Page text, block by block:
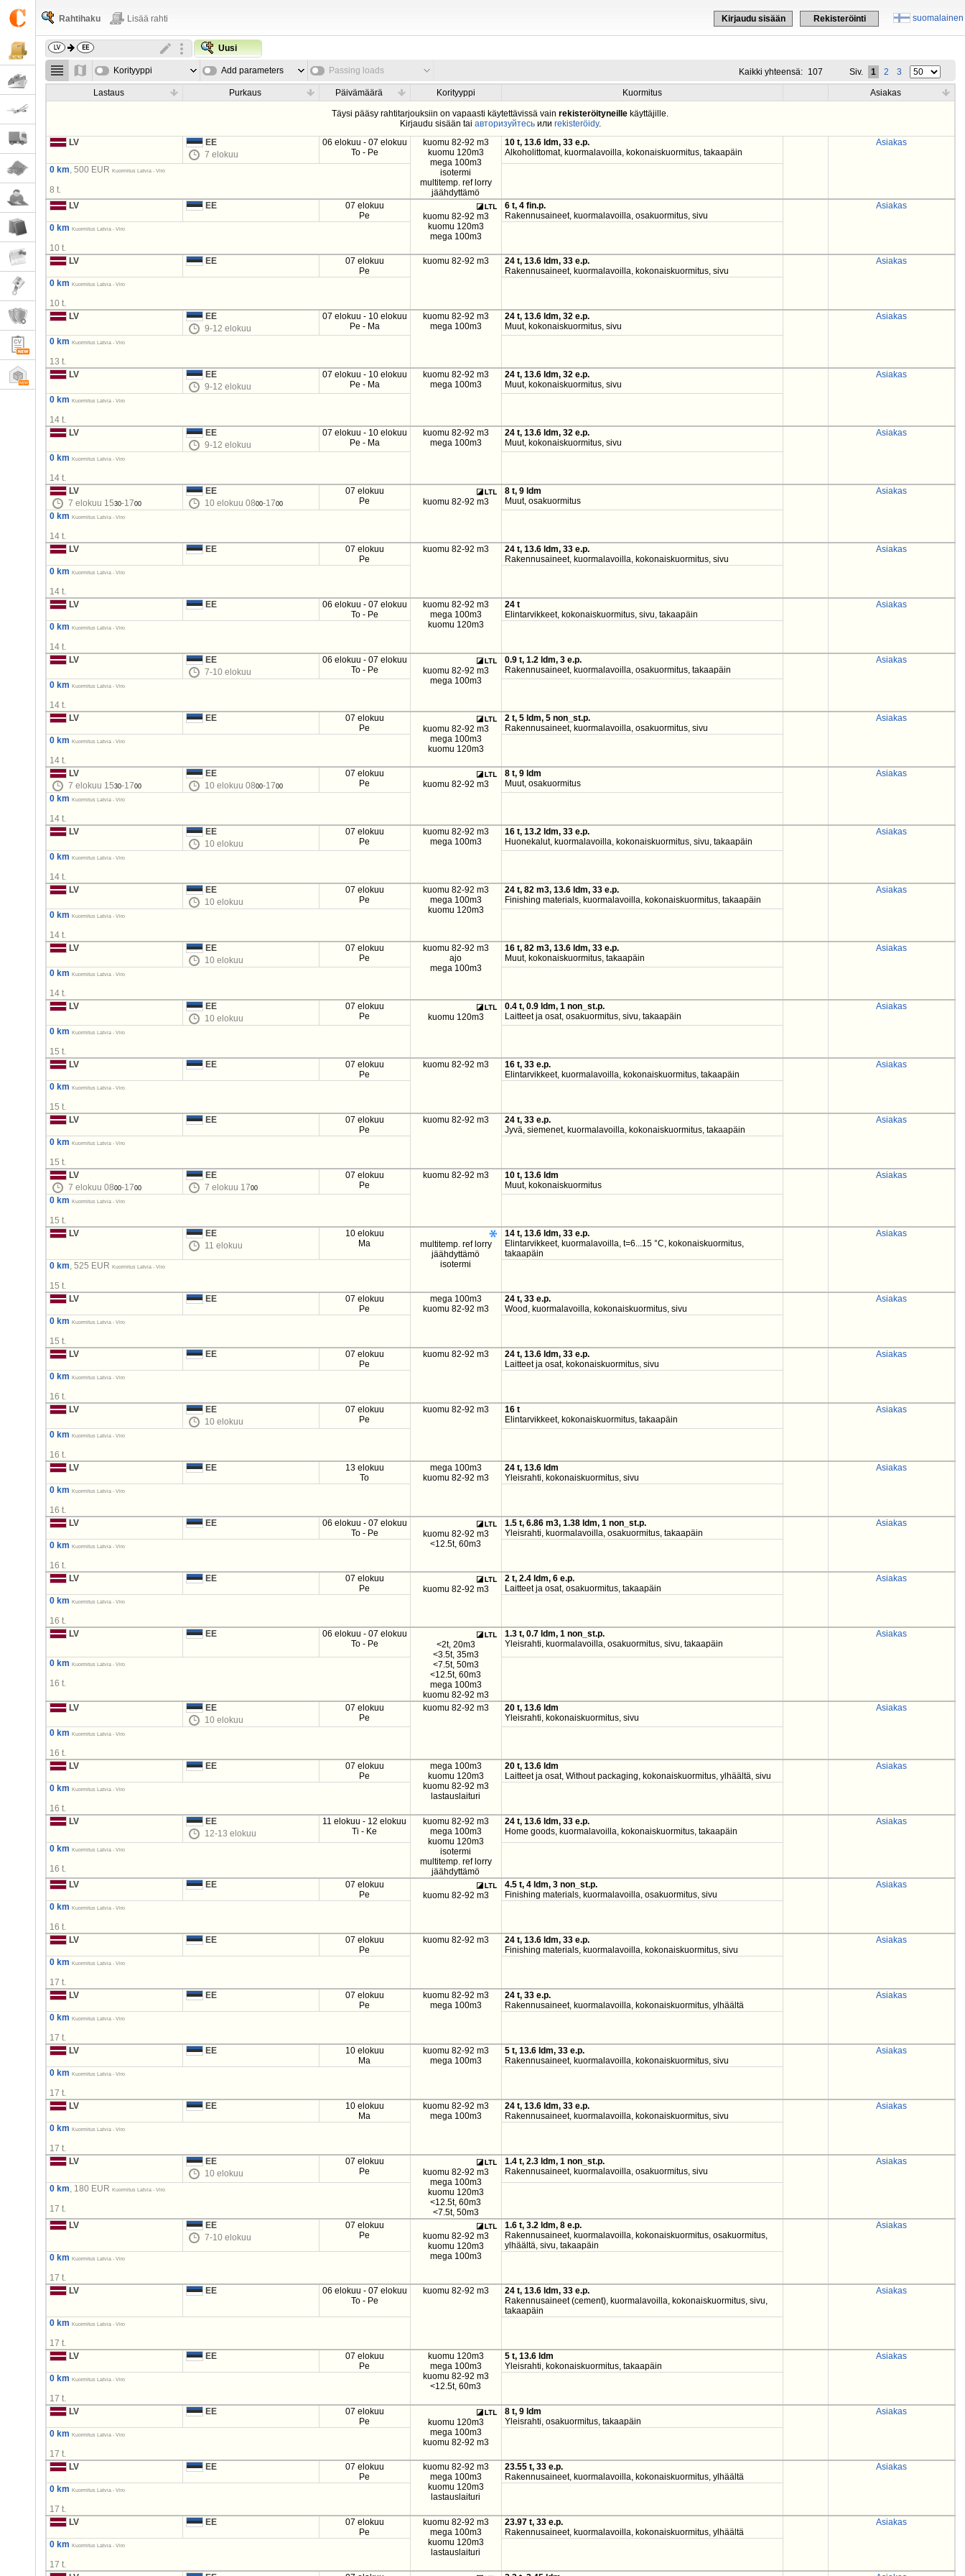
suomalainen
Kirjaudu sisään Rekisteröinti
Rahtihaku Lisää rahti
Uusi
Korityyppi Add parameters Passing loads Kaikki yhteensä: 107 Siv. 1 2 3
Lastaus Purkaus Päivämäärä Korityyppi Kuormitus Asiakas
Täysi pääsy rahtitarjouksiin on vapaasti käytettävissä vainrekisteröityneille käyttäjille.
Kirjaudu sisään tai авторизуйтесьили rekisteröidy.
LV
EE
7 elokuu
06 elokuu - 07 elokuu
To - Pe
kuomu 82-92 m3
kuomu 120m3
mega 100m3
isotermi
multitemp. ref lorry
jäähdyttämö
10 t, 13.6 ldm, 33 e.p.
Alkoholittomat, kuormalavoilla, kokonaiskuormitus, takaapäin
Asiakas
0 km, 500 EUR Kuormitus Latvia - Viro
8 t.
LV
EE
07 elokuu
Pe
kuomu 82-92 m3
kuomu 120m3
mega 100m3
6 t, 4 fin.p.
Rakennusaineet, kuormalavoilla, osakuormitus, sivu
Asiakas
0 km Kuormitus Latvia - Viro
10 t.
LV
EE
07 elokuu
Pe
kuomu 82-92 m3
24 t, 13.6 ldm, 33 e.p.
Rakennusaineet, kuormalavoilla, kokonaiskuormitus, sivu
Asiakas
0 km Kuormitus Latvia - Viro
10 t.
LV
EE
9-12 elokuu
07 elokuu - 10 elokuu
Pe - Ma
kuomu 82-92 m3
mega 100m3
24 t, 13.6 ldm, 32 e.p.
Muut, kokonaiskuormitus, sivu
Asiakas
0 km Kuormitus Latvia - Viro
13 t.
LV
EE
9-12 elokuu
07 elokuu - 10 elokuu
Pe - Ma
kuomu 82-92 m3
mega 100m3
24 t, 13.6 ldm, 32 e.p.
Muut, kokonaiskuormitus, sivu
Asiakas
0 km Kuormitus Latvia - Viro
14 t.
LV
EE
9-12 elokuu
07 elokuu - 10 elokuu
Pe - Ma
kuomu 82-92 m3
mega 100m3
24 t, 13.6 ldm, 32 e.p.
Muut, kokonaiskuormitus, sivu
Asiakas
0 km Kuormitus Latvia - Viro
14 t.
LV
7 elokuu 1530-1700
EE
10 elokuu 0800-1700
07 elokuu
Pe
kuomu 82-92 m3
8 t, 9 ldm
Muut, osakuormitus
Asiakas
0 km Kuormitus Latvia - Viro
14 t.
LV
EE
07 elokuu
Pe
kuomu 82-92 m3
24 t, 13.6 ldm, 33 e.p.
Rakennusaineet, kuormalavoilla, kokonaiskuormitus, sivu
Asiakas
0 km Kuormitus Latvia - Viro
14 t.
LV
EE
06 elokuu - 07 elokuu
To - Pe
kuomu 82-92 m3
mega 100m3
kuomu 120m3
24 t
Elintarvikkeet, kokonaiskuormitus, sivu, takaapäin
Asiakas
0 km Kuormitus Latvia - Viro
14 t.
LV
EE
7-10 elokuu
06 elokuu - 07 elokuu
To - Pe
kuomu 82-92 m3
mega 100m3
0.9 t, 1.2 ldm, 3 e.p.
Rakennusaineet, kuormalavoilla, osakuormitus, takaapäin
Asiakas
0 km Kuormitus Latvia - Viro
14 t.
LV
EE
07 elokuu
Pe
kuomu 82-92 m3
mega 100m3
kuomu 120m3
2 t, 5 ldm, 5 non_st.p.
Rakennusaineet, kuormalavoilla, osakuormitus, sivu
Asiakas
0 km Kuormitus Latvia - Viro
14 t.
LV
7 elokuu 1530-1700
EE
10 elokuu 0800-1700
07 elokuu
Pe
kuomu 82-92 m3
8 t, 9 ldm
Muut, osakuormitus
Asiakas
0 km Kuormitus Latvia - Viro
14 t.
LV
EE
10 elokuu
07 elokuu
Pe
kuomu 82-92 m3
mega 100m3
16 t, 13.2 ldm, 33 e.p.
Huonekalut, kuormalavoilla, kokonaiskuormitus, sivu, takaapäin
Asiakas
0 km Kuormitus Latvia - Viro
14 t.
LV
EE
10 elokuu
07 elokuu
Pe
kuomu 82-92 m3
mega 100m3
kuomu 120m3
24 t, 82 m3, 13.6 ldm, 33 e.p.
Finishing materials, kuormalavoilla, kokonaiskuormitus, takaapäin
Asiakas
0 km Kuormitus Latvia - Viro
14 t.
LV
EE
10 elokuu
07 elokuu
Pe
kuomu 82-92 m3
ajo
mega 100m3
16 t, 82 m3, 13.6 ldm, 33 e.p.
Muut, kokonaiskuormitus, takaapäin
Asiakas
0 km Kuormitus Latvia - Viro
14 t.
LV
EE
10 elokuu
07 elokuu
Pe
kuomu 120m3
0.4 t, 0.9 ldm, 1 non_st.p.
Laitteet ja osat, osakuormitus, sivu, takaapäin
Asiakas
0 km Kuormitus Latvia - Viro
15 t.
LV
EE
07 elokuu
Pe
kuomu 82-92 m3
16 t, 33 e.p.
Elintarvikkeet, kuormalavoilla, kokonaiskuormitus, takaapäin
Asiakas
0 km Kuormitus Latvia - Viro
15 t.
LV
EE
07 elokuu
Pe
kuomu 82-92 m3
24 t, 33 e.p.
Jyvä, siemenet, kuormalavoilla, kokonaiskuormitus, takaapäin
Asiakas
0 km Kuormitus Latvia - Viro
15 t.
LV
7 elokuu 0800-1700
EE
7 elokuu 1700
07 elokuu
Pe
kuomu 82-92 m3
10 t, 13.6 ldm
Muut, kokonaiskuormitus
Asiakas
0 km Kuormitus Latvia - Viro
15 t.
LV
EE
11 elokuu
10 elokuu
Ma
multitemp. ref lorry
jäähdyttämö
isotermi
14 t, 13.6 ldm, 33 e.p.
Elintarvikkeet, kuormalavoilla, t=6...15 °C, kokonaiskuormitus,
takaapäin
Asiakas
0 km, 525 EUR Kuormitus Latvia - Viro
15 t.
LV
EE
07 elokuu
Pe
mega 100m3
kuomu 82-92 m3
24 t, 33 e.p.
Wood, kuormalavoilla, kokonaiskuormitus, sivu
Asiakas
0 km Kuormitus Latvia - Viro
15 t.
LV
EE
07 elokuu
Pe
kuomu 82-92 m3
24 t, 13.6 ldm, 33 e.p.
Laitteet ja osat, kokonaiskuormitus, sivu
Asiakas
0 km Kuormitus Latvia - Viro
16 t.
LV
EE
10 elokuu
07 elokuu
Pe
kuomu 82-92 m3
16 t
Elintarvikkeet, kokonaiskuormitus, takaapäin
Asiakas
0 km Kuormitus Latvia - Viro
16 t.
LV
EE
13 elokuu
To
mega 100m3
kuomu 82-92 m3
24 t, 13.6 ldm
Yleisrahti, kokonaiskuormitus, sivu
Asiakas
0 km Kuormitus Latvia - Viro
16 t.
LV
EE
06 elokuu - 07 elokuu
To - Pe
kuomu 82-92 m3
<12.5t, 60m3
1.5 t, 6.86 m3, 1.38 ldm, 1 non_st.p.
Yleisrahti, kuormalavoilla, osakuormitus, takaapäin
Asiakas
0 km Kuormitus Latvia - Viro
16 t.
LV
EE
07 elokuu
Pe
kuomu 82-92 m3
2 t, 2.4 ldm, 6 e.p.
Laitteet ja osat, osakuormitus, takaapäin
Asiakas
0 km Kuormitus Latvia - Viro
16 t.
LV
EE
06 elokuu - 07 elokuu
To - Pe
<2t, 20m3
<3.5t, 35m3
<7.5t, 50m3
<12.5t, 60m3
mega 100m3
kuomu 82-92 m3
1.3 t, 0.7 ldm, 1 non_st.p.
Yleisrahti, kuormalavoilla, osakuormitus, sivu, takaapäin
Asiakas
0 km Kuormitus Latvia - Viro
16 t.
LV
EE
10 elokuu
07 elokuu
Pe
kuomu 82-92 m3
20 t, 13.6 ldm
Yleisrahti, kokonaiskuormitus, sivu
Asiakas
0 km Kuormitus Latvia - Viro
16 t.
LV
EE
07 elokuu
Pe
mega 100m3
kuomu 120m3
kuomu 82-92 m3
lastauslaituri
20 t, 13.6 ldm
Laitteet ja osat, Without packaging, kokonaiskuormitus, ylhäältä, sivu
Asiakas
0 km Kuormitus Latvia - Viro
16 t.
LV
EE
12-13 elokuu
11 elokuu - 12 elokuu
Ti - Ke
kuomu 82-92 m3
mega 100m3
kuomu 120m3
isotermi
multitemp. ref lorry
jäähdyttämö
24 t, 13.6 ldm, 33 e.p.
Home goods, kuormalavoilla, kokonaiskuormitus, takaapäin
Asiakas
0 km Kuormitus Latvia - Viro
16 t.
LV
EE
07 elokuu
Pe
kuomu 82-92 m3
4.5 t, 4 ldm, 3 non_st.p.
Finishing materials, kuormalavoilla, osakuormitus, sivu
Asiakas
0 km Kuormitus Latvia - Viro
16 t.
LV
EE
07 elokuu
Pe
kuomu 82-92 m3
24 t, 13.6 ldm, 33 e.p.
Finishing materials, kuormalavoilla, kokonaiskuormitus, sivu
Asiakas
0 km Kuormitus Latvia - Viro
17 t.
LV
EE
07 elokuu
Pe
kuomu 82-92 m3
mega 100m3
24 t, 33 e.p.
Rakennusaineet, kuormalavoilla, kokonaiskuormitus, ylhäältä
Asiakas
0 km Kuormitus Latvia - Viro
17 t.
LV
EE
10 elokuu
Ma
kuomu 82-92 m3
mega 100m3
5 t, 13.6 ldm, 33 e.p.
Rakennusaineet, kuormalavoilla, kokonaiskuormitus, sivu
Asiakas
0 km Kuormitus Latvia - Viro
17 t.
LV
EE
10 elokuu
Ma
kuomu 82-92 m3
mega 100m3
24 t, 13.6 ldm, 33 e.p.
Rakennusaineet, kuormalavoilla, kokonaiskuormitus, sivu
Asiakas
0 km Kuormitus Latvia - Viro
17 t.
LV
EE
10 elokuu
07 elokuu
Pe
kuomu 82-92 m3
mega 100m3
kuomu 120m3
<12.5t, 60m3
<7.5t, 50m3
1.4 t, 2.3 ldm, 1 non_st.p.
Rakennusaineet, kuormalavoilla, osakuormitus, sivu
Asiakas
0 km, 180 EUR Kuormitus Latvia - Viro
17 t.
LV
EE
7-10 elokuu
07 elokuu
Pe
kuomu 82-92 m3
kuomu 120m3
mega 100m3
1.6 t, 3.2 ldm, 8 e.p.
Rakennusaineet, kuormalavoilla, kokonaiskuormitus, osakuormitus,
ylhäältä, sivu, takaapäin
Asiakas
0 km Kuormitus Latvia - Viro
17 t.
LV
EE
06 elokuu - 07 elokuu
To - Pe
kuomu 82-92 m3
24 t, 13.6 ldm, 33 e.p.
Rakennusaineet (cement), kuormalavoilla, kokonaiskuormitus, sivu,
takaapäin
Asiakas
0 km Kuormitus Latvia - Viro
17 t.
LV
EE
07 elokuu
Pe
kuomu 120m3
mega 100m3
kuomu 82-92 m3
<12.5t, 60m3
5 t, 13.6 ldm
Yleisrahti, kokonaiskuormitus, takaapäin
Asiakas
0 km Kuormitus Latvia - Viro
17 t.
LV
EE
07 elokuu
Pe
kuomu 120m3
mega 100m3
kuomu 82-92 m3
8 t, 9 ldm
Yleisrahti, osakuormitus, takaapäin
Asiakas
0 km Kuormitus Latvia - Viro
17 t.
LV
EE
07 elokuu
Pe
kuomu 82-92 m3
mega 100m3
kuomu 120m3
lastauslaituri
23.55 t, 33 e.p.
Rakennusaineet, kuormalavoilla, kokonaiskuormitus, ylhäältä
Asiakas
0 km Kuormitus Latvia - Viro
17 t.
LV
EE
07 elokuu
Pe
kuomu 82-92 m3
mega 100m3
kuomu 120m3
lastauslaituri
23.97 t, 33 e.p.
Rakennusaineet, kuormalavoilla, kokonaiskuormitus, ylhäältä
Asiakas
0 km Kuormitus Latvia - Viro
17 t.